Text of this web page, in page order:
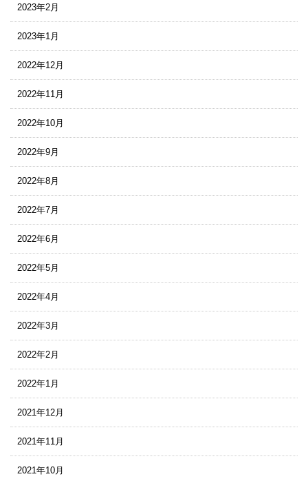
2023年2月
2023年1月
2022年12月
2022年11月
2022年10月
2022年9月
2022年8月
2022年7月
2022年6月
2022年5月
2022年4月
2022年3月
2022年2月
2022年1月
2021年12月
2021年11月
2021年10月